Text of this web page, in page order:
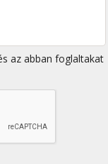
az abban foglaltakat